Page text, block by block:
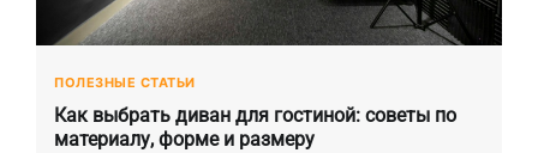
ПОЛЕЗНЫЕ СТАТЬИ
Как выбрать диван для гостиной: советы по
материалу, форме и размеру